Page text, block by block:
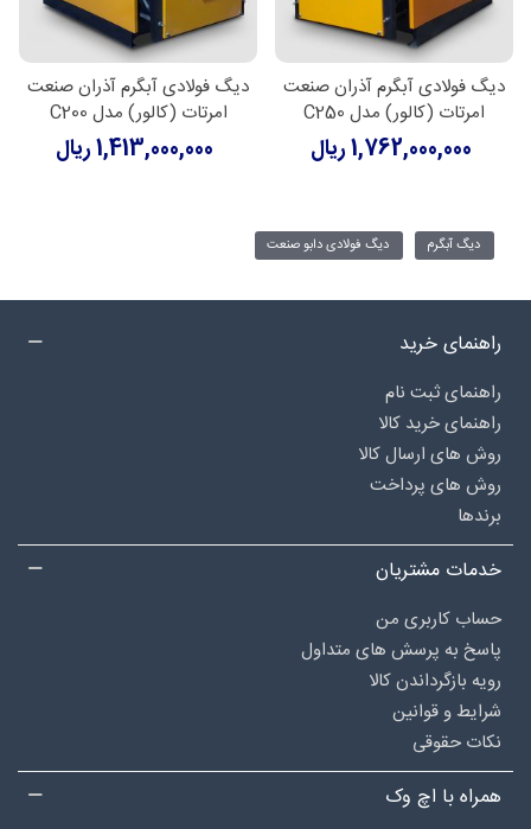
دیگ فولادی آبگرم آذران صنعت
امرتات (کالور) مدل C250
1,762,000,000 ریال
دیگ فولادی آبگرم آذران صنعت
امرتات (کالور) مدل C200
1,413,000,000 ریال
دیگ آبگرم دیگ فولادی دابو صنعت
راهنمای خرید
راهنمای ثبت نام
راهنمای خرید کالا
روش های ارسال کالا
روش های پرداخت
برندها
خدمات مشتریان
حساب کاربری من
پاسخ به پرسش های متداول
رویه بازگرداندن کالا
شرایط و قوانین
نکات حقوقی
همراه با اچ وک